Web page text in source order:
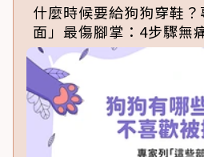
什麼時候要給狗狗穿鞋
面」最傷腳掌：4步驟無